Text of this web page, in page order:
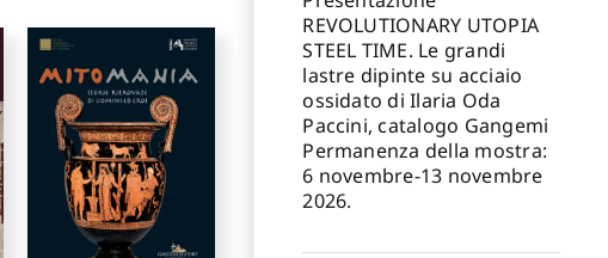
REVOLUTIONARY UTOPIA
STEEL TIME. Le grandi
lastre dipinte su acciaio
ossidato di Ilaria Oda
Paccini, catalogo Gangemi
Permanenza della mostra:
6 novembre-13 novembre
2026.